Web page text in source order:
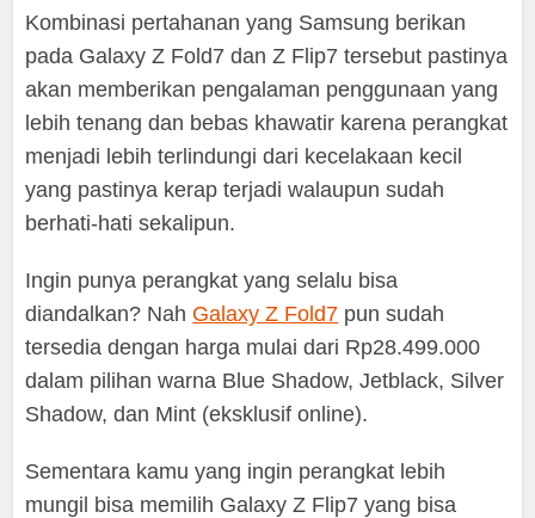
Kombinasi pertahanan yang Samsung berikan
pada Galaxy Z Fold7 dan Z Flip7 tersebut pastinya
akan memberikan pengalaman penggunaan yang
lebih tenang dan bebas khawatir karena perangkat
menjadi lebih terlindungi dari kecelakaan kecil
yang pastinya kerap terjadi walaupun sudah
berhati-hati sekalipun.
Ingin punya perangkat yang selalu bisa
diandalkan? Nah Galaxy Z Fold7 pun sudah
tersedia dengan harga mulai dari Rp28.499.000
dalam pilihan warna Blue Shadow, Jetblack, Silver
Shadow, dan Mint (eksklusif online).
Sementara kamu yang ingin perangkat lebih
mungil bisa memilih Galaxy Z Flip7 yang bisa